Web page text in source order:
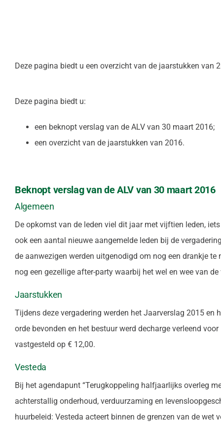
Deze pagina biedt u een overzicht van de jaarstukken van
Deze pagina biedt u:
een beknopt verslag van de ALV van 30 maart 2016;
een overzicht van de jaarstukken van 2016.
Beknopt verslag van de ALV van 30 maart 2016
Algemeen
De opkomst van de leden viel dit jaar met vijftien leden,
ook een aantal nieuwe aangemelde leden bij de
de aanwezigen werden uitgenodigd om nog een drankje
nog een gezellige after-party waarbij het wel en wee van
Jaarstukken
Tijdens deze vergadering werden het Jaarverslag 2015
orde bevonden en het bestuur werd decharge verleend
vastgesteld op € 12,00.
Vesteda
Bij het agendapunt “Terugkoppeling halfjaarlijks overleg
achterstallig onderhoud, verduurzaming en
huurbeleid: Vesteda acteert binnen de grenzen van de